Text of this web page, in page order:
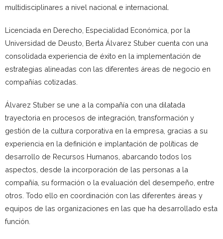
multidisciplinares a nivel nacional e internacional.
Licenciada en Derecho, Especialidad Económica, por la
Universidad de Deusto, Berta Álvarez Stuber cuenta con una
consolidada experiencia de éxito en la implementación de
estrategias alineadas con las diferentes áreas de negocio en
compañías cotizadas.
Álvarez Stuber se une a la compañía con una dilatada
trayectoria en procesos de integración, transformación y
gestión de la cultura corporativa en la empresa, gracias a su
experiencia en la definición e implantación de políticas de
desarrollo de Recursos Humanos, abarcando todos los
aspectos, desde la incorporación de las personas a la
compañía, su formación o la evaluación del desempeño, entre
otros. Todo ello en coordinación con las diferentes áreas y
equipos de las organizaciones en las que ha desarrollado esta
función.